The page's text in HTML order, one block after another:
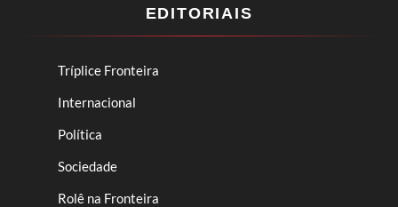
EDITORIAIS
Tríplice Fronteira
Internacional
Política
Sociedade
Rolê na Fronteira